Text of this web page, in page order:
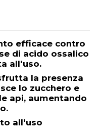
efficace contro
di acido ossalico
all'uso.
la presenza
lo zucchero e
api, aumentando
.
all'uso